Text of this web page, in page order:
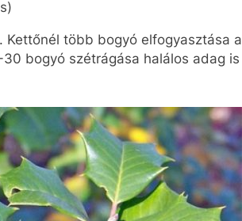
Kettőnél több bogyó elfogyasztása a
bogyó szétrágása halálos adag is